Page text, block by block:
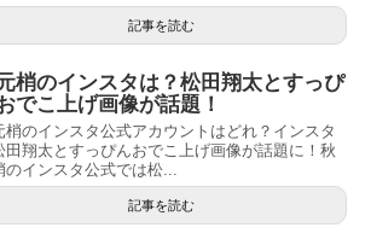
記事を読む
梢のインスタは？松田翔太とすっぴ
でこ上げ画像が話題！
梢のインスタ公式アカウントはどれ？インスタ
田翔太とすっぴんおでこ上げ画像が話題に！秋
のインスタ公式では松...
記事を読む